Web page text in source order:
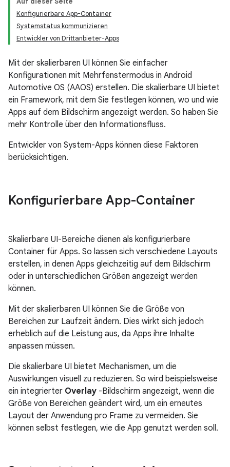
Konfigurierbare App-Container
Systemstatus kommunizieren
Entwickler von Drittanbieter-Apps
Mit der skalierbaren UI können Sie einfacher
Konfigurationen mit Mehrfenstermodus in Android
Automotive OS (AAOS) erstellen. Die skalierbare UI bietet
ein Framework, mit dem Sie festlegen können, wo und wie
Apps auf dem Bildschirm angezeigt werden. So haben Sie
mehr Kontrolle über den Informationsfluss.
Entwickler von System-Apps können diese Faktoren
berücksichtigen.
Konfigurierbare App-Container
Skalierbare UI-Bereiche dienen als konfigurierbare
Container für Apps. So lassen sich verschiedene Layouts
erstellen, in denen Apps gleichzeitig auf dem Bildschirm
oder in unterschiedlichen Größen angezeigt werden
können.
Mit der skalierbaren UI können Sie die Größe von
Bereichen zur Laufzeit ändern. Dies wirkt sich jedoch
erheblich auf die Leistung aus, da Apps ihre Inhalte
anpassen müssen.
Die skalierbare UI bietet Mechanismen, um die
Auswirkungen visuell zu reduzieren. So wird beispielsweise
ein integrierter Overlay -Bildschirm angezeigt, wenn die
Größe von Bereichen geändert wird, um ein erneutes
Layout der Anwendung pro Frame zu vermeiden. Sie
können selbst festlegen, wie die App genutzt werden soll.